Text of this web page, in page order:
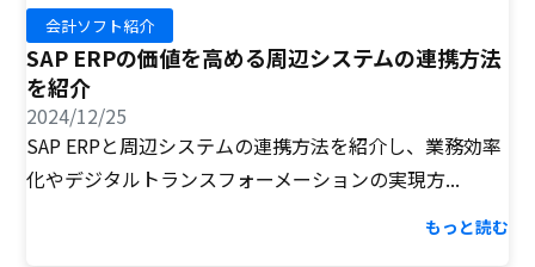
会計ソフト紹介
SAP ERPの価値を高める周辺システムの連携方法
を紹介
2024/12/25
SAP ERPと周辺システムの連携方法を紹介し、業務効率
化やデジタルトランスフォーメーションの実現方...
もっと読む